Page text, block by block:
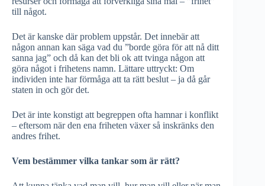
till något.
Det är kanske där problem uppstår. Det innebär att
någon annan kan säga vad du ”borde göra för att nå ditt
sanna jag” och då kan det bli ok att tvinga någon att
göra något i frihetens namn. Lättare uttryckt: Om
individen inte har förmåga att ta rätt beslut – ja då går
staten in och gör det.
Det är inte konstigt att begreppen ofta hamnar i konflikt
– eftersom när den ena friheten växer så inskränks den
andres frihet.
Vem bestämmer vilka tankar som är rätt?